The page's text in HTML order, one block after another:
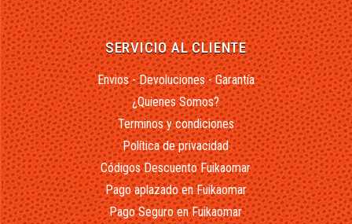
SERVICIO AL CLIENTE
Envios - Devoluciones - Garantía
¿Quienes Somos?
Terminos y condiciones
Política de privacidad
Códigos Descuento Fuikaomar
Pago aplazado en Fuikaomar
Pago Seguro en Fuikaomar